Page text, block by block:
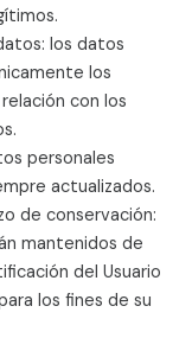
los datos
los
con los
personales
actualizados.
de conservación:
mantenidos de
del Usuario
los fines de su